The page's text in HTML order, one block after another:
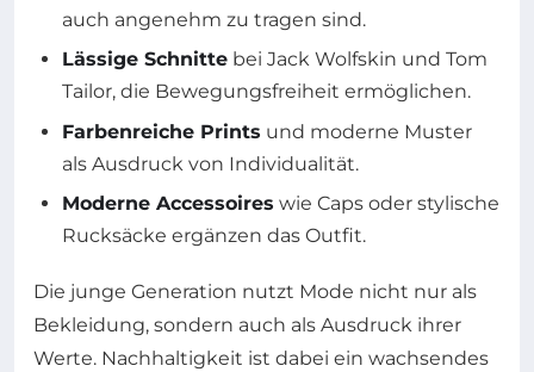
auch angenehm zu tragen sind.
Lässige Schnitte bei Jack Wolfskin und Tom
Tailor, die Bewegungsfreiheit ermöglichen.
Farbenreiche Prints und moderne Muster
als Ausdruck von Individualität.
Moderne Accessoires wie Caps oder stylische
Rucksäcke ergänzen das Outfit.
Die junge Generation nutzt Mode nicht nur als
Bekleidung, sondern auch als Ausdruck ihrer
Werte. Nachhaltigkeit ist dabei ein wachsendes